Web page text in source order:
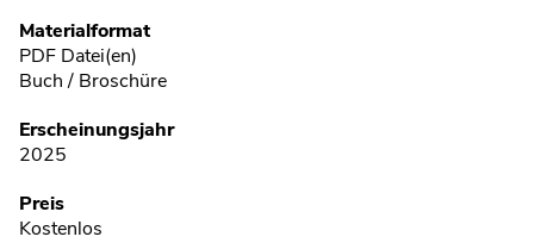
Metadaten
Materialformat
PDF Datei(en)
Buch / Broschüre
Erscheinungsjahr
2025
Preis
Kostenlos